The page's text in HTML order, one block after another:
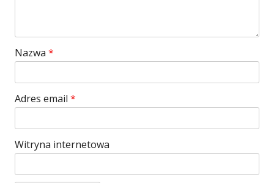
Nazwa *
Adres email *
Witryna internetowa